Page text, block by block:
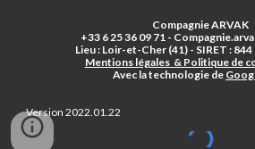
Compagnie ARVAK
+33 6 25 36 09 71 -
Lieu : Loir-et-Cher (41) - SIRET : 844
Mentions légales & Politique de
Avec la technologie de
Version 2022.01.22